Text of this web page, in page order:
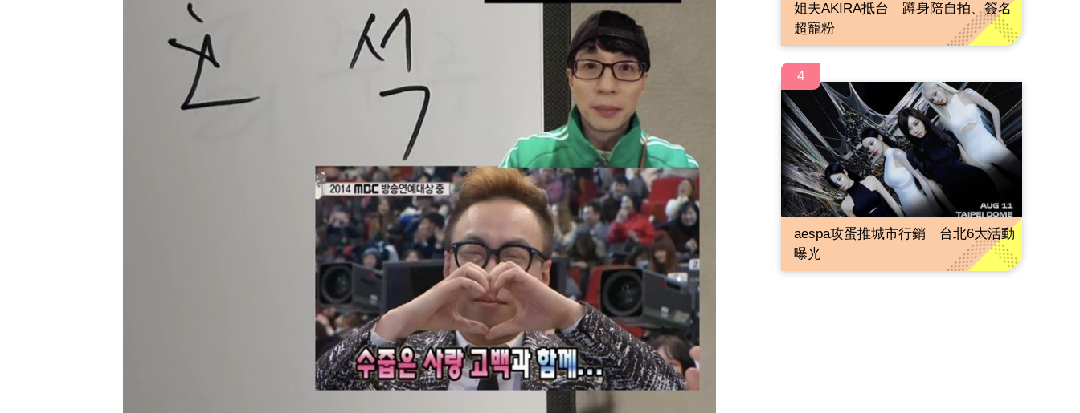
姐夫AKIRA抵台 蹲身陪自拍、簽名
超寵粉
4
aespa攻蛋推城市行銷 台北6大活動
曝光